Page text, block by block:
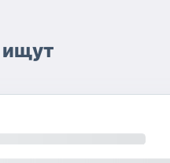
ищут